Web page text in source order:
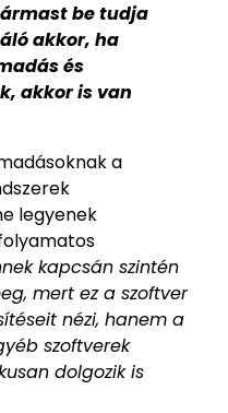
be tudja
akkor, ha
és
akkor is van
a
legyenek
kapcsán szintén
mert ez a szoftver
nézi, hanem a
szoftverek
dolgozik is